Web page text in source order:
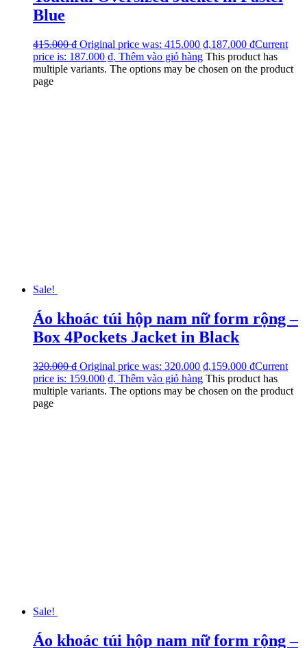
Blue
415.000₫ Original price was: 415.000 ₫.187.000 ₫Current
price is: 187.000 ₫. Thêm vào giỏ hàng This product has
multiple variants. The options may be chosen on the product
page
Sale!
Áo khoác túi hộp nam nữ form rộng –
Box 4Pockets Jacket in Black
320.000₫ Original price was: 320.000 ₫.159.000 ₫Current
price is: 159.000 ₫. Thêm vào giỏ hàng This product has
multiple variants. The options may be chosen on the product
page
Sale!
Áo khoác túi hộp nam nữ form rộng –